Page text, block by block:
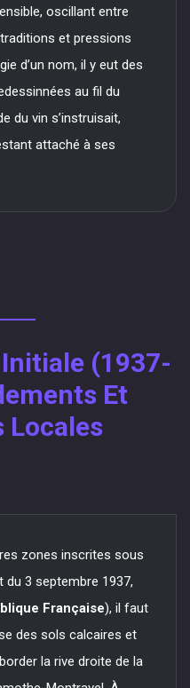
oscillant entre
et pressions
d’un nom, il y eut des
au fil du
du vin s’instruisait,
attaché à ses
(1937-
Et
Locales
zones inscrites sous
du 3 septembre 1937,
Française), il faut
des sols calcaires et
la rive droite de la